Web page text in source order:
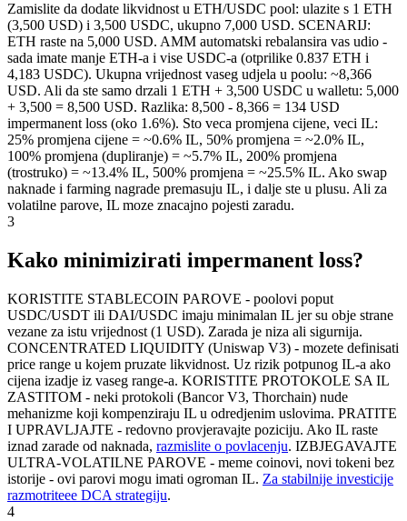
Zamislite da dodate likvidnost u ETH/USDC pool: ulazite s 1 ETH
(3,500 USD) i 3,500 USDC, ukupno 7,000 USD. SCENARIJ:
ETH raste na 5,000 USD. AMM automatski rebalansira vas udio -
sada imate manje ETH-a i vise USDC-a (otprilike 0.837 ETH i
4,183 USDC). Ukupna vrijednost vaseg udjela u poolu: ~8,366
USD. Ali da ste samo drzali 1 ETH + 3,500 USDC u walletu: 5,000
+ 3,500 = 8,500 USD. Razlika: 8,500 - 8,366 = 134 USD
impermanent loss (oko 1.6%). Sto veca promjena cijene, veci IL:
25% promjena cijene = ~0.6% IL, 50% promjena = ~2.0% IL,
100% promjena (dupliranje) = ~5.7% IL, 200% promjena
(trostruko) = ~13.4% IL, 500% promjena = ~25.5% IL. Ako swap
naknade i farming nagrade premasuju IL, i dalje ste u plusu. Ali za
volatilne parove, IL moze znacajno pojesti zaradu.
3
Kako minimizirati impermanent loss?
KORISTITE STABLECOIN PAROVE - poolovi poput
USDC/USDT ili DAI/USDC imaju minimalan IL jer su obje strane
vezane za istu vrijednost (1 USD). Zarada je niza ali sigurnija.
CONCENTRATED LIQUIDITY (Uniswap V3) - mozete definisati
price range u kojem pruzate likvidnost. Uz rizik potpunog IL-a ako
cijena izadje iz vaseg range-a. KORISTITE PROTOKOLE SA IL
ZASTITOM - neki protokoli (Bancor V3, Thorchain) nude
mehanizme koji kompenziraju IL u odredjenim uslovima. PRATITE
I UPRAVLJAJTE - redovno provjeravajte poziciju. Ako IL raste
iznad zarade od naknada, razmislite o povlacenju. IZBJEGAVAJTE
ULTRA-VOLATILNE PAROVE - meme coinovi, novi tokeni bez
istorije - ovi parovi mogu imati ogroman IL. Za stabilnije investicije
razmotriteee DCA strategiju.
4